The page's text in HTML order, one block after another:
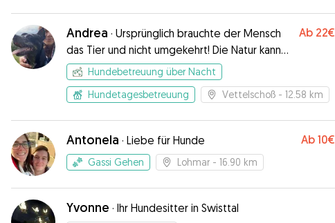
Andrea · Ursprünglich brauchte der Mensch
das Tier und nicht umgekehrt! Die Natur kann
auch ohne den Mensch existieren!
Ab 22€
Hundebetreuung über Nacht
Hundetagesbetreuung
Vettelschoß - 12.58 km
Antonela · Liebe für Hunde Ab 10€
Gassi Gehen Lohmar - 16.90 km
Yvonne · Ihr Hundesitter in Swisttal